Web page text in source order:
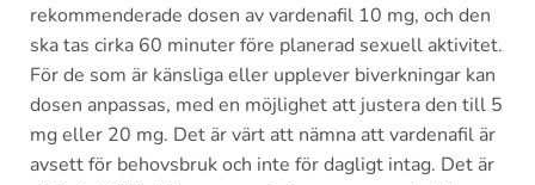
rekommenderade dosen av vardenafil 10 mg, och den
ska tas cirka 60 minuter före planerad sexuell aktivitet.
För de som är känsliga eller upplever biverkningar kan
dosen anpassas, med en möjlighet att justera den till 5
mg eller 20 mg. Det är värt att nämna att vardenafil är
avsett för behovsbruk och inte för dagligt intag. Det är